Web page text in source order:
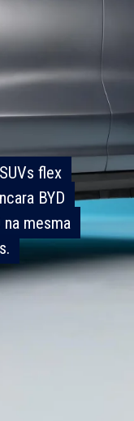
flex
BYD
mesma
flex
BYD
mesma